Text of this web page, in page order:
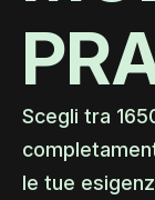
Scegli tra
le tue